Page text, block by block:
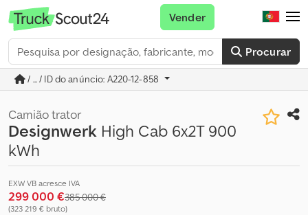
Procurar
Vender
/ ... / ID do anúncio: A220-12-858
Camião trator
Designwerk High Cab 6x2T 900
kWh
EXW VB acresce IVA
299 000 €385 000 €
(323 219 € bruto)